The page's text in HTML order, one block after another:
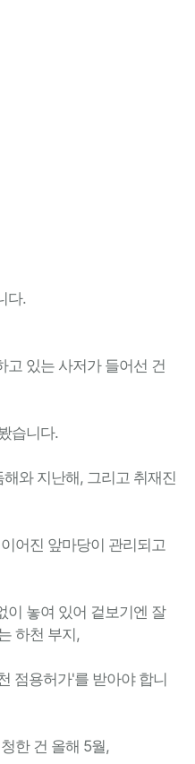
다.
고 있는 사저가 들어선 건
습니다.
와 지난해, 그리고 취재진
어진 앞마당이 관리되고
이 놓여 있어 겉보기엔 잘
하천 부지,
점용허가'를 받아야 합니
한 건 올해 5월,